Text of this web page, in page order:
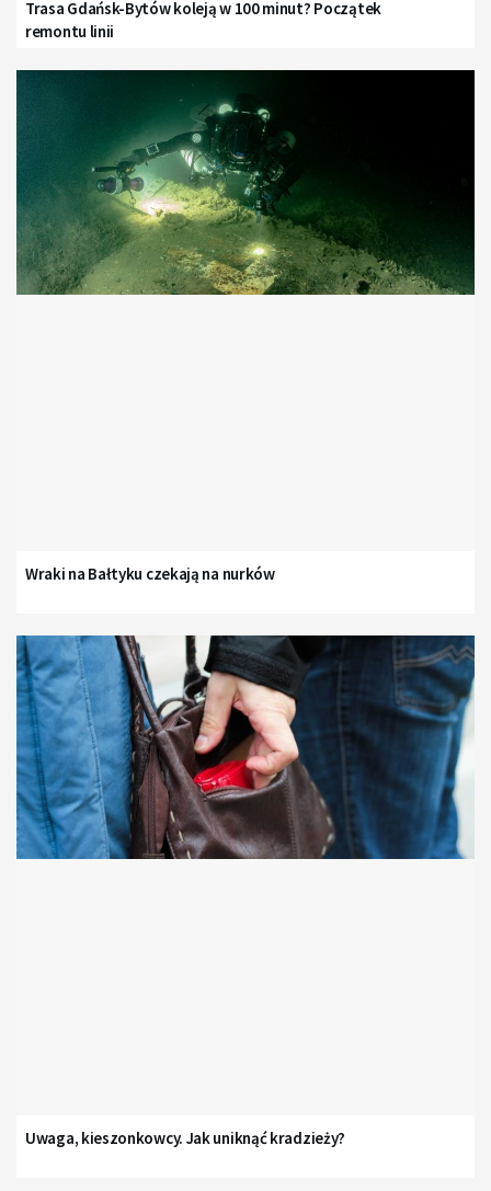
Trasa Gdańsk-Bytów koleją w 100 minut? Początek
remontu linii
Wraki na Bałtyku czekają na nurków
Uwaga, kieszonkowcy. Jak uniknąć kradzieży?